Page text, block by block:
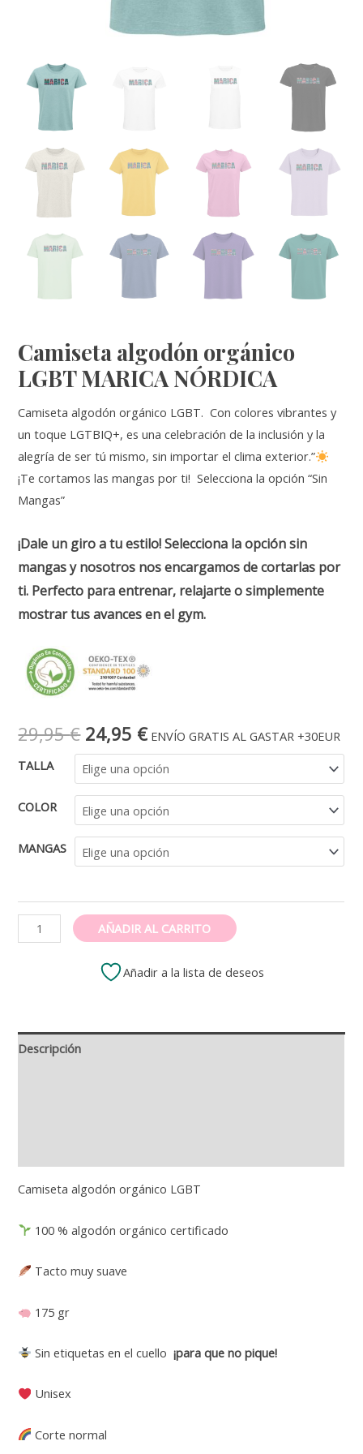
Camiseta algodón orgánico
LGBT MARICA NÓRDICA
Camiseta algodón orgánico LGBT. Con colores vibrantes y
un toque LGTBIQ+, es una celebración de la inclusión y la
alegría de ser tú mismo, sin importar el clima exterior.”
¡Te cortamos las mangas por ti! Selecciona la opción “Sin
Mangas”
¡Dale un giro a tu estilo! Selecciona la opción sin
mangas y nosotros nos encargamos de cortarlas por
ti. Perfecto para entrenar, relajarte o simplemente
mostrar tus avances en el gym.
29,95€ El
precio
original
era:
29,95 €.
24,95 €El
precio
actual
es:
24,95 €.
ENVÍO GRATIS AL GASTAR +30EUR
TALLA
COLOR
MANGAS
Camiseta
algodón
NÓRDICA
cantidad
AÑADIR AL CARRITO
Añadir a la lista de deseos
Descripción
Camiseta algodón orgánico LGBT
100 % algodón orgánico certificado
Tacto muy suave
175 gr
Sin etiquetas en el cuello¡para que no pique!
Unisex
Corte normal